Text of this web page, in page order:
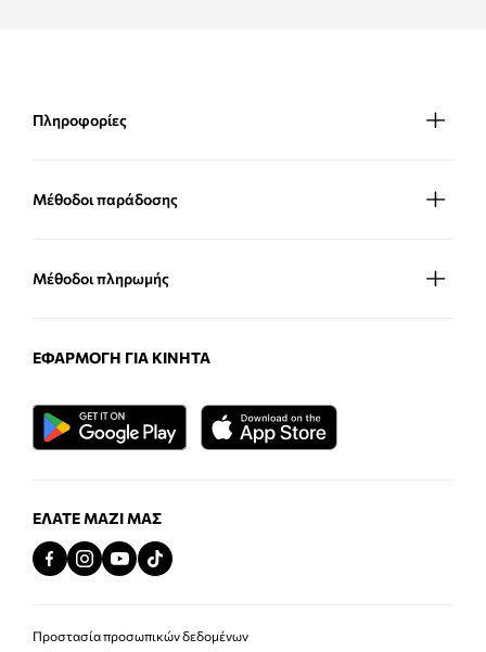
Πληροφορίες
Μέθοδοι παράδοσης
Μέθοδοι πληρωμής
ΕΦΑΡΜΟΓΉ ΓΙΑ ΚΙΝΗΤΆ
ΕΛΆΤΕ ΜΑΖΊ ΜΑΣ
Προστασία προσωπικών δεδομένων